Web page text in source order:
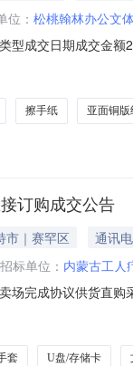
位： 松桃翰林办公文
型成交日期成交金
烨80mm打印纸高
擦手纸 亚面铜版
订购成交公告
市｜赛罕区
通讯
招标单位： 内蒙古工人
场完成协议供货直
08-0610:10成
套 U盘/存储卡